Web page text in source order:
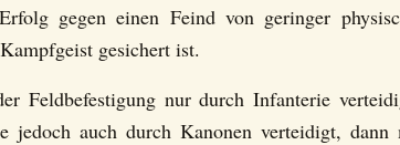
gegen einen Feind von geringer
gesichert ist.
Feldbefestigung nur durch Infanterie
auch durch Kanonen verteidigt, dann